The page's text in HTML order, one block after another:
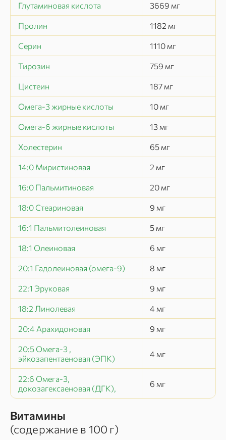
Глутаминовая кислота 3669 мг
Пролин 1182 мг
Серин 1110 мг
Тирозин 759 мг
Цистеин 187 мг
Омега-3 жирные кислоты 10 мг
Омега-6 жирные кислоты 13 мг
Холестерин 65 мг
14:0 Миристиновая 2 мг
16:0 Пальмитиновая 20 мг
18:0 Стеариновая 9 мг
16:1 Пальмитолеиновая 5 мг
18:1 Олеиновая 6 мг
20:1 Гадолеиновая (омега-9) 8 мг
22:1 Эруковая 9 мг
18:2 Линолевая 4 мг
20:4 Арахидоновая 9 мг
20:5 Омега-3 ,
эйкозапентаеновая (ЭПК)
4 мг
22:6 Омега-3,
докозагексаеновая (ДГК),
6 мг
Витамины
(содержание в 100 г)